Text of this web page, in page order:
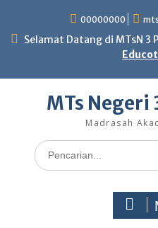
content
00000000
Selamat Datang di MTsN 3
MTs Negeri
Madrasah
Search
for: